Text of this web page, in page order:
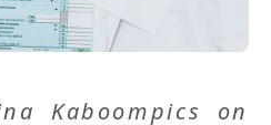
Kaboompics
on